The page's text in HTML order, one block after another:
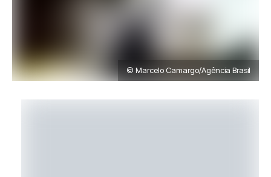
© Marcelo Camargo/Agência Brasil